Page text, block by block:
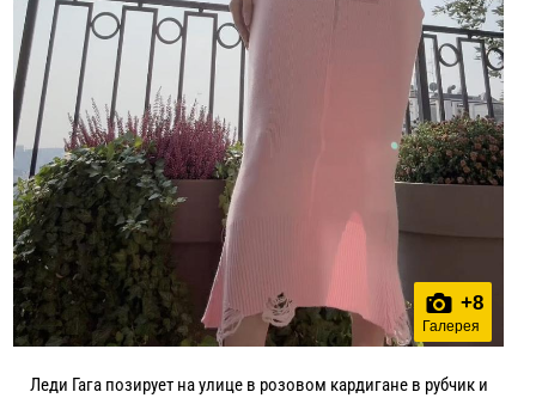
+8
Галерея
Леди Гага позирует на улице в розовом кардигане в рубчик и